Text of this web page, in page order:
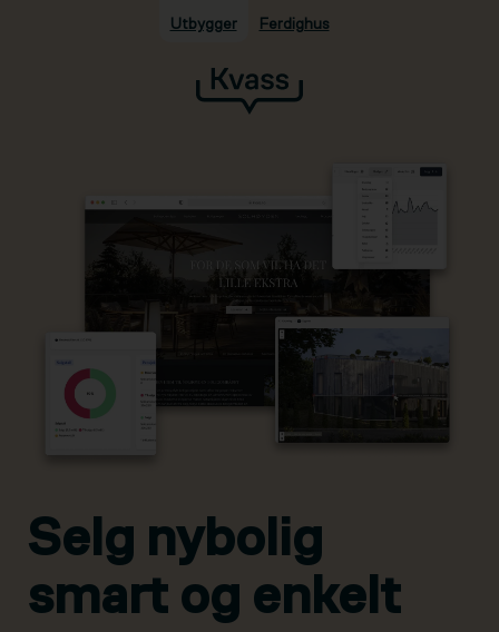
Hopp til hovedinnhold
Utbygger Ferdighus
Selg nybolig
smart og enkelt